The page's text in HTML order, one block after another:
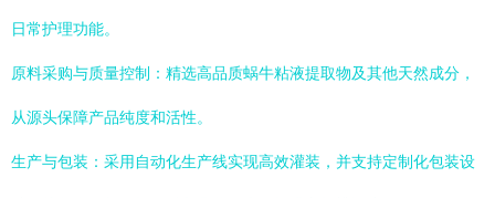
日常护理功能。
原料采购与质量控制：精选高品质蜗牛粘液提取物及其他天然成分，
从源头保障产品纯度和活性。
生产与包装：采用自动化生产线实现高效灌装，并支持定制化包装设